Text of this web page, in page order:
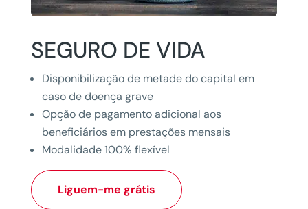
SEGURO DE VIDA
Disponibilização de metade do capital em
caso de doença grave
Opção de pagamento adicional aos
beneficiários em prestações mensais
Modalidade 100% flexível
Liguem-me grátis